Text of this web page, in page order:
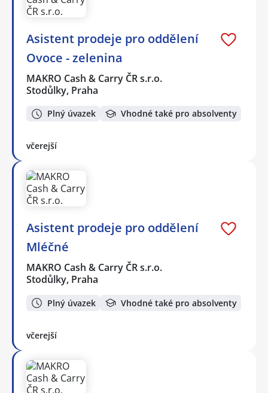
Asistent prodeje pro oddělení
Ovoce - zelenina
MAKRO Cash & Carry ČR s.r.o.
Stodůlky, Praha
Plný úvazek Vhodné také pro absolventy
včerejší
Asistent prodeje pro oddělení
Mléčné
MAKRO Cash & Carry ČR s.r.o.
Stodůlky, Praha
Plný úvazek Vhodné také pro absolventy
včerejší